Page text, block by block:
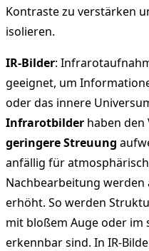
Kontraste zu verstärken
isolieren.
IR-Bilder:
geeignet, um
oder das innere
Infrarotbilder haben den
geringere Streuung
anfällig für
Nachbearbeitung werden
erhöht. So werden
mit bloßem Auge oder im
erkennbar sind. In IR-